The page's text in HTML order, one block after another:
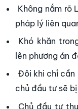
Không nắm rõ
pháp lý liên
Khó khăn
lên phương án
Đôi khi chỉ cần
chủ đầu tư sẽ
Chủ đầu tư